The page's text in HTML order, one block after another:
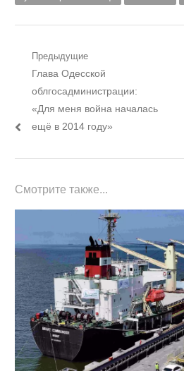
Навигация
записям
Предыдущие
Предыдущий
пост:
Глава Одесской
облгосадминистрации:
«Для меня война началась
ещё в 2014 году»
Смотрите также...